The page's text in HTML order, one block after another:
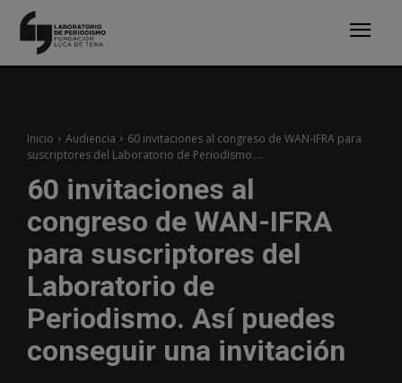
Inicio Audiencia
60 invitaciones al congreso de WAN-IFRA para
suscriptores del Laboratorio de Periodismo....
60 invitaciones al
congreso de WAN-IFRA
para suscriptores del
Laboratorio de
Periodismo. Así puedes
conseguir una invitación